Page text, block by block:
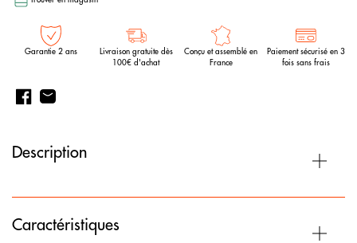
Garantie 2 ans
Livraison gratuite dès
100€ d'achat
Conçu et assemblé en
France
Paiement sécurisé en 3
fois sans frais
Description
Caractéristiques